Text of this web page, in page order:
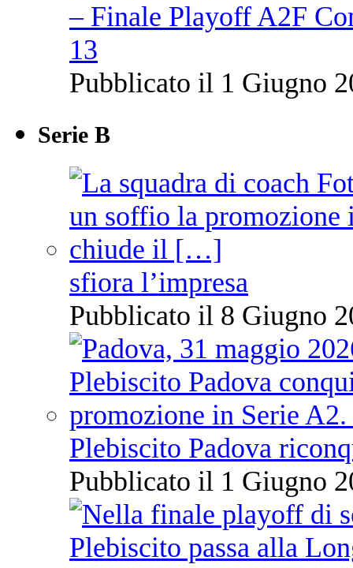
– Finale Playoff A2F
13
Pubblicato il 1 Giugno
Serie B
sfiora l’impresa
Pubblicato il 8 Giugno
Plebiscito Padova
Pubblicato il 1 Giugno